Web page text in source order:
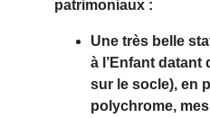
patrimoniaux :
Une très belle
à l’Enfant datant
sur le socle), en
polychrome,